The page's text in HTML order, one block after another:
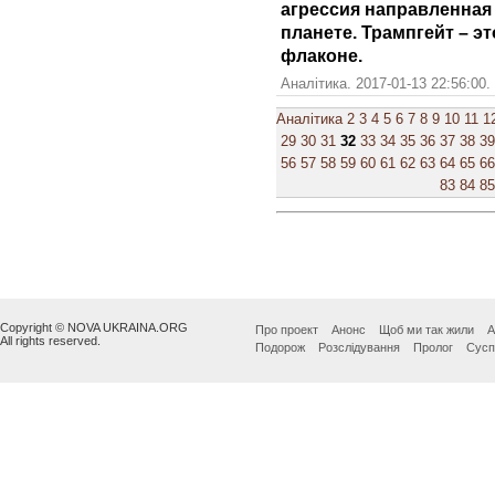
агрессия
планете. Трампгейт –
флаконе.
Аналітика. 2017-01-13
Аналітика 2 3 4 5 6 7 8 9 10 11
29 30 31 32 33 34 35 36 37 38 39
56 57 58 59 60 61 62 63 64 65 66
83 84 85
Copyright © NOVA UKRAINA.ORG
All rights reserved.
Про проект Анонс Щоб ми так жили
Подорож
Розслідування Пролог